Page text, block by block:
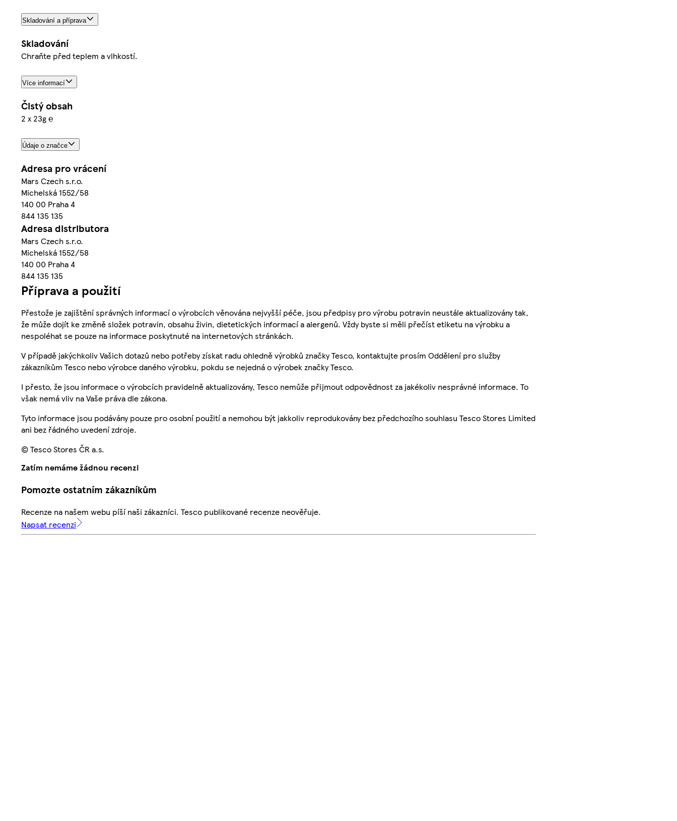
Skladování a příprava
Skladování
Chraňte před teplem a vlhkostí.
Více informací
Čistý obsah
2 x 23g ℮
Údaje o značce
Adresa pro vrácení
Mars Czech s.r.o.
Michelská 1552/58
140 00 Praha 4
844 135 135
Adresa distributora
Mars Czech s.r.o.
Michelská 1552/58
140 00 Praha 4
844 135 135
Příprava a použití
Přestože je zajištění správných informací o výrobcích věnována nejvyšší péče, jsou předpisy pro výrobu potravin neustále aktualizovány tak,
že může dojít ke změně složek potravin, obsahu živin, dietetických informací a alergenů. Vždy byste si měli přečíst etiketu na výrobku a
nespoléhat se pouze na informace poskytnuté na internetových stránkách.
V případě jakýchkoliv Vašich dotazů nebo potřeby získat radu ohledně výrobků značky Tesco, kontaktujte prosím Oddělení pro služby
zákazníkům Tesco nebo výrobce daného výrobku, pokdu se nejedná o výrobek značky Tesco.
I přesto, že jsou informace o výrobcích pravidelně aktualizovány, Tesco nemůže přijmout odpovědnost za jakékoliv nesprávné informace. To
však nemá vliv na Vaše práva dle zákona.
Tyto informace jsou podávány pouze pro osobní použití a nemohou být jakkoliv reprodukovány bez předchozího souhlasu Tesco Stores Limited
ani bez řádného uvedení zdroje.
© Tesco Stores ČR a.s.
Zatím nemáme žádnou recenzi
Pomozte ostatním zákazníkům
Recenze na našem webu píší naši zákazníci. Tesco publikované recenze neověřuje.
Napsat recenzi